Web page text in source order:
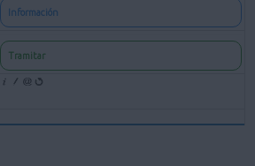
Información
Tramitar